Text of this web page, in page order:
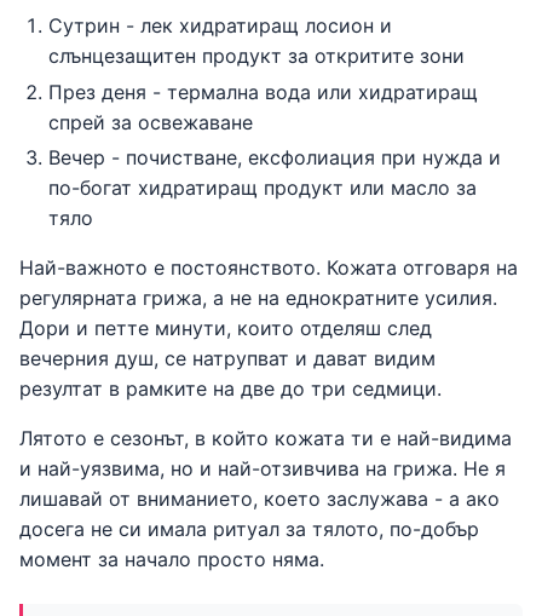
Сутрин - лек хидратиращ лосион и
слънцезащитен продукт за откритите зони
През деня - термална вода или хидратиращ
спрей за освежаване
Вечер - почистване, ексфолиация при нужда и
по-богат хидратиращ продукт или масло за
тяло
Най-важното е постоянството. Кожата отговаря на
регулярната грижа, а не на еднократните усилия.
Дори и петте минути, които отделяш след
вечерния душ, се натрупват и дават видим
резултат в рамките на две до три седмици.
Лятото е сезонът, в който кожата ти е най-видима
и най-уязвима, но и най-отзивчива на грижа. Не я
лишавай от вниманието, което заслужава - а ако
досега не си имала ритуал за тялото, по-добър
момент за начало просто няма.